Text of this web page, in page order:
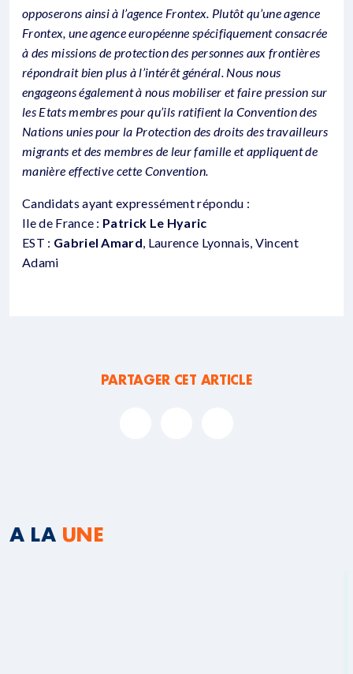
opposerons ainsi à l’agence Frontex. Plutôt qu’une agence
Frontex, une agence européenne spécifiquement consacrée
à des missions de protection des personnes aux frontières
répondrait bien plus à l’intérêt général. Nous nous
engageons également à nous mobiliser et faire pression sur
les Etats membres pour qu’ils ratifient la Convention des
Nations unies pour la Protection des droits des travailleurs
migrants et des membres de leur famille et appliquent de
manière effective cette Convention.
Candidats ayant expressément répondu :
Ile de France : Patrick Le Hyaric
EST : Gabriel Amard, Laurence Lyonnais, Vincent
Adami
PARTAGER CET ARTICLE
A LA UNE